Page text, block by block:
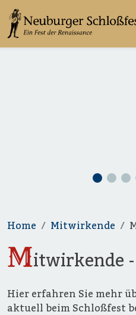
Home Mitwirkende
Mitwirkende -
Hier erfahren Sie mehr
aktuell beim Schloßfest